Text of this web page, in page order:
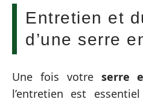
Entretien et
d’une serre
Une fois votre serre
l’entretien est